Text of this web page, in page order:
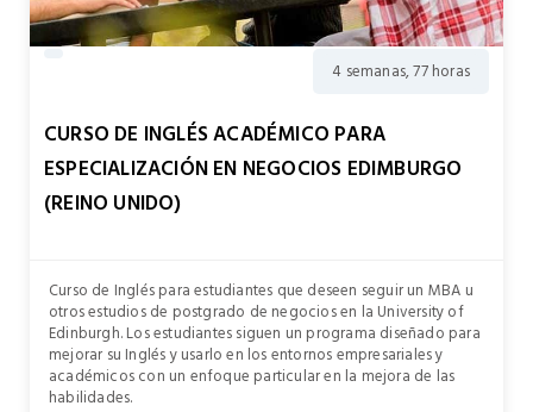
4 semanas, 77 horas
CURSO DE INGLÉS ACADÉMICO PARA
ESPECIALIZACIÓN EN NEGOCIOS EDIMBURGO
(REINO UNIDO)
Curso de Inglés para estudiantes que deseen seguir un MBA u
otros estudios de postgrado de negocios en la University of
Edinburgh. Los estudiantes siguen un programa diseñado para
mejorar su Inglés y usarlo en los entornos empresariales y
académicos con un enfoque particular en la mejora de las
habilidades.